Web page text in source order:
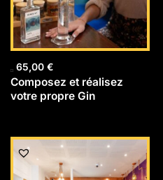
65,00 €
Composez et réalisez
votre propre Gin